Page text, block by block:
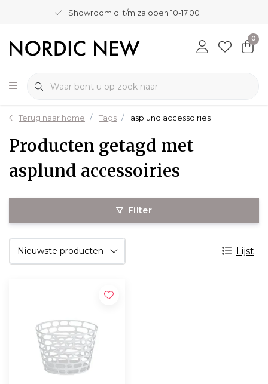
Showroom di t/m za open 10-17.00
0
Terug naar home Tags asplund accessoiries
Producten getagd met
asplund accessoiries
Filter
Lijst